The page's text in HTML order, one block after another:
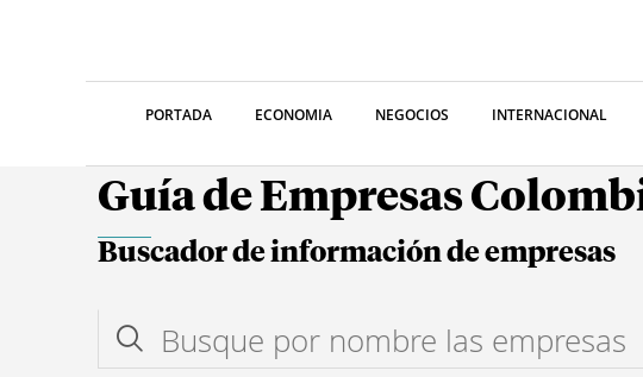
PORTADA ECONOMIA NEGOCIOS INTERNACIONAL
Guía de Empresas
Buscador de información de empresas